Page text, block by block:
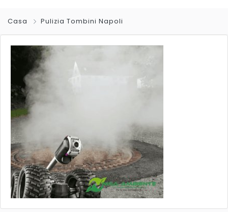
Casa Pulizia Tombini Napoli